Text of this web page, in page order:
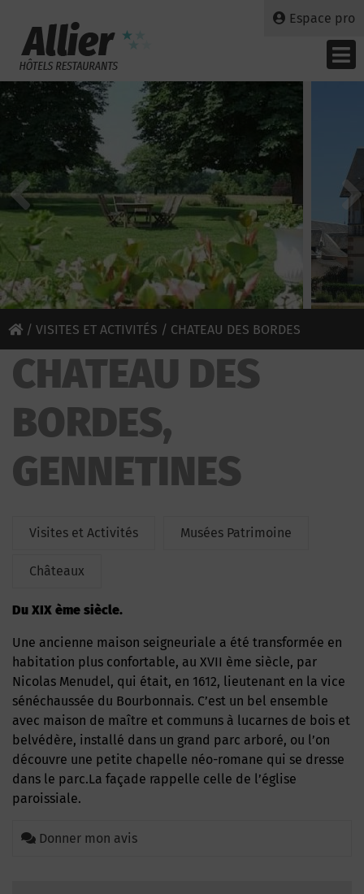
Espace pro
/ VISITES ET ACTIVITÉS / CHATEAU DES BORDES
CHATEAU DES
BORDES,
GENNETINES
Visites et Activités Musées Patrimoine
Châteaux
Du XIX ème siècle.
Une ancienne maison seigneuriale a été transformée en
habitation plus confortable, au XVII ème siècle, par
Nicolas Menudel, qui était, en 1612, lieutenant en la vice
sénéchaussée du Bourbonnais. C’est un bel ensemble
avec maison de maître et communs à lucarnes de bois et
belvédère, installé dans un grand parc arboré, ou l’on
découvre une petite chapelle néo-romane qui se dresse
dans le parc.La façade rappelle celle de l’église
paroissiale.
Donner mon avis